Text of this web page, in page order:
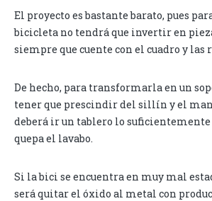
El proyecto es bastante barato, pues
bicicleta no tendrá que invertir en
siempre que cuente con el cuadro y las
De hecho, para transformarla en un
tener que prescindir del sillín y el
deberá ir un tablero lo suficientemente
quepa el lavabo.
Si la bici se encuentra en muy mal
será quitar el óxido al metal con